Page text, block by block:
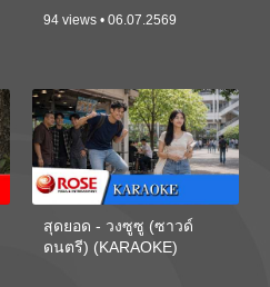
94 views • 06.07.2569
สุดยอด - วงซูซู (ซาวด์
ดนตรี) (KARAOKE)